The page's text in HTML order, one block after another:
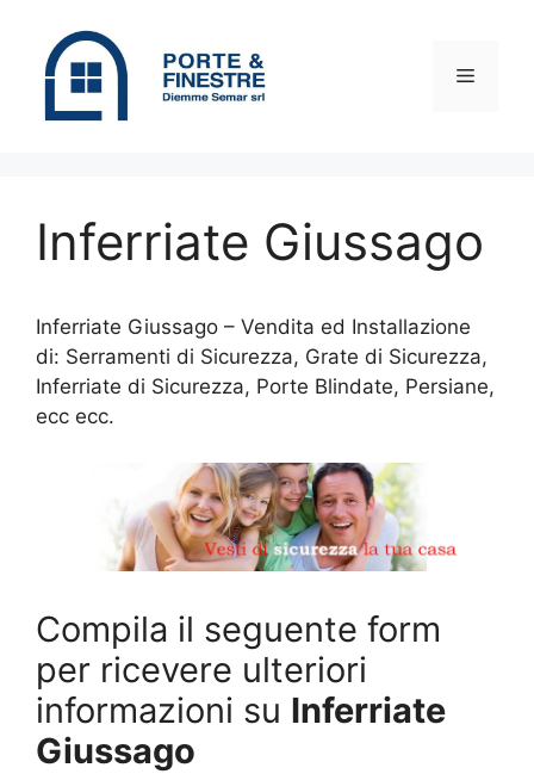
contenuto
Menu
Inferriate Giussago
Inferriate Giussago – Vendita ed Installazione
di: Serramenti di Sicurezza, Grate di Sicurezza,
Inferriate di Sicurezza, Porte Blindate, Persiane,
ecc ecc.
Compila il seguente form
per ricevere ulteriori
informazioni su Inferriate
Giussago